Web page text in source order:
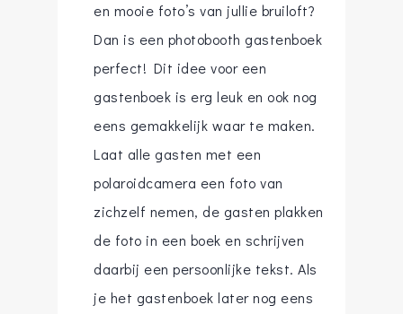
en mooie foto’s van jullie bruiloft?
Dan is een photobooth gastenboek
perfect! Dit idee voor een
gastenboek is erg leuk en ook nog
eens gemakkelijk waar te maken.
Laat alle gasten met een
polaroidcamera een foto van
zichzelf nemen, de gasten plakken
de foto in een boek en schrijven
daarbij een persoonlijke tekst. Als
je het gastenboek later nog eens